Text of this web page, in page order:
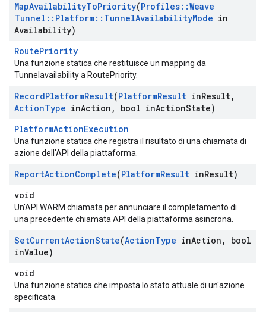
MapAvailabilityToPriority(Profiles::Weave
Tunnel :: Platform:: TunnelAvailabilityMode in
Availability)
RoutePriority
Una funzione statica che restituisce un mapping da
Tunnelavailability a RoutePriority.
RecordPlatformResult(PlatformResult inResult,
ActionType inAction , bool inActionState)
PlatformActionExecution
Una funzione statica che registra il risultato di una chiamata di
azione dell'API della piattaforma.
ReportActionComplete(PlatformResult inResult)
void
Un'API WARM chiamata per annunciare il completamento di
una precedente chiamata API della piattaforma asincrona.
SetCurrentActionState(ActionType inAction ,
bool
inValue)
void
Una funzione statica che imposta lo stato attuale di un'azione
specificata.